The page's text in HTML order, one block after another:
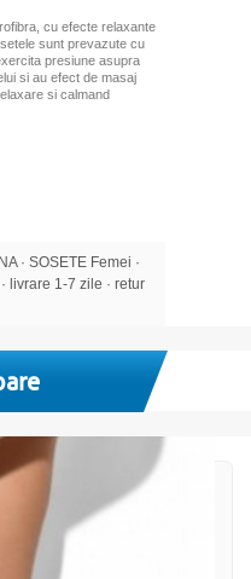
cu efecte relaxante
sunt prevazute cu
presiune asupra
si au efect de masaj
si calmand
· SOSETE Femei ·
livrare 1-7 zile · retur